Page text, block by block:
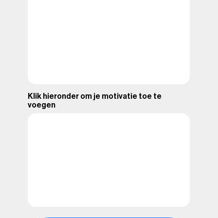
Klik hieronder om je motivatie toe te
voegen